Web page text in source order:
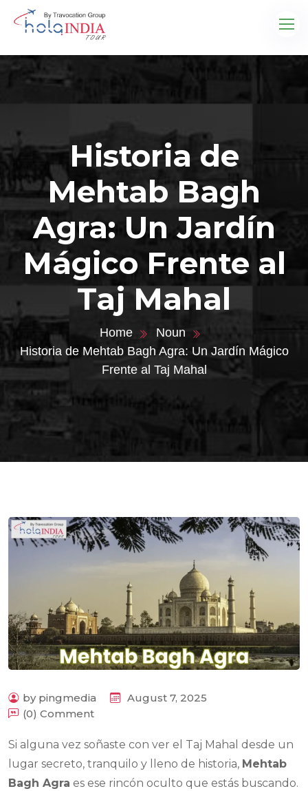
Historia de
Mehtab Bagh
Agra: Un Jardín
Mágico Frente al
Taj Mahal
Home
Noun
Historia de Mehtab Bagh Agra: Un Jardín Mágico
Frente al Taj Mahal
by pingmedia
August 7, 2025
(0) Comment
Si alguna vez soñaste con ver el Taj Mahal desde un
lugar secreto, tranquilo y lleno de historia, Mehtab
Bagh Agra es ese rincón oculto que estás buscando.